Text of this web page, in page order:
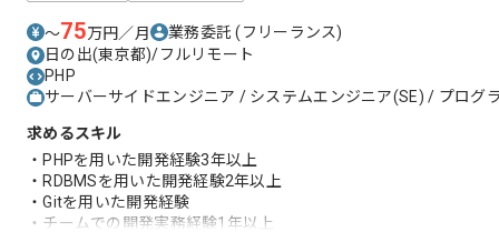
〜75万円／月 業務委託(フリーランス)
日の出(東京都)/フルリモート
PHP
サーバーサイドエンジニア / システムエンジニア(SE) / プログ
求めるスキル
・PHPを用いた開発経験3年以上
・RDBMSを用いた開発経験2年以上
・Gitを用いた開発経験
・チームでの開発実務経験1年以上